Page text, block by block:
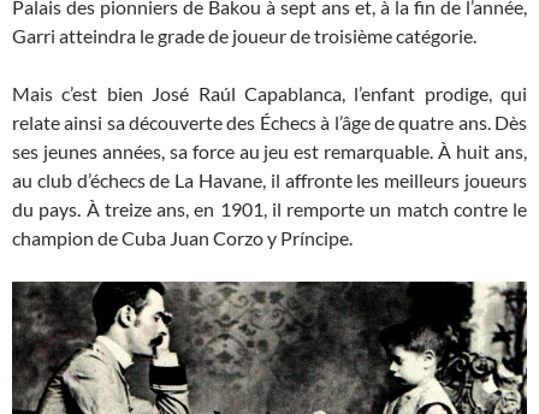
Palais des pionniers de Bakou à sept ans et, à la fin de l’année,
Garri atteindra le grade de joueur de troisième catégorie.
Mais c’est bien José Raúl Capablanca, l’enfant prodige, qui
relate ainsi sa découverte des Échecs à l’âge de quatre ans. Dès
ses jeunes années, sa force au jeu est remarquable. À huit ans,
au club d’échecs de La Havane, il affronte les meilleurs joueurs
du pays. À treize ans, en 1901, il remporte un match contre le
champion de Cuba Juan Corzo y Príncipe.